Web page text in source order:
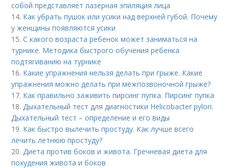
собой представляет лазерная эпиляция лица
14. Как убрать пушок или усики над верхней губой. Почему
у женщины появляются усики
15.С какого возраста ребенок может заниматься на
турнике. Методика быстрого обучения ребенка
подтягиванию на турнике
16. Какие упражнения нельзя делать при грыже. Какие
упражнения можно делать при межпозвоночной грыже?
17. Как правильно заживить пирсинг пупка. Пирсинг пупка
18.Дыхательный тест для диагностики Helicobacter pylori.
Дыхательный тест – определение и его виды
19. Как быстро вылечить простуду. Как лучше всего
лечить летнюю простуду?
20.Диета против боков и живота. Гречневая диета для
похудения живота и боков